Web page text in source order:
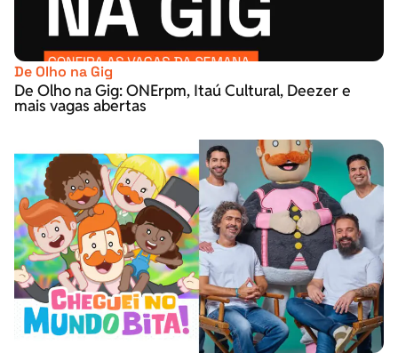
De Olho na Gig
De Olho na Gig: ONErpm, Itaú Cultural, Deezer e
mais vagas abertas